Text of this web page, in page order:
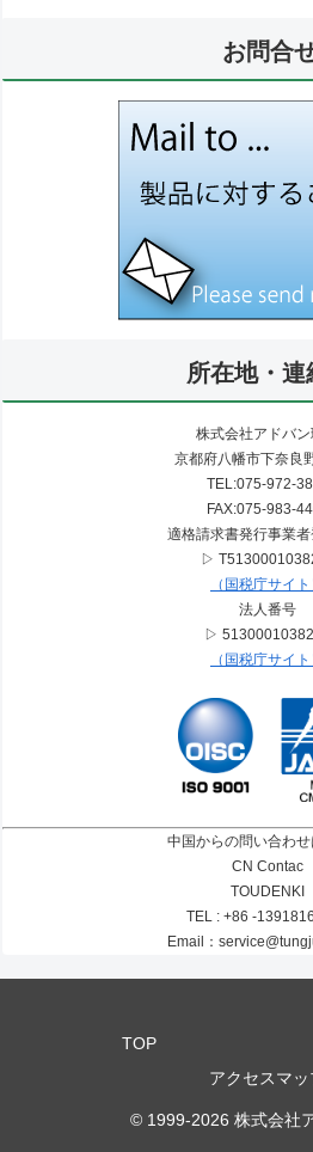
お問合
所在地・連
株式会社アドバ
京都府八幡市下奈良
TEL:075-972-
FAX:075-983-
適格請求書発行事業
▷
（国税庁サイト
法人番号
▷
（国税庁サイト
中国からの問い合わせ
CN Contac
TOUDENKI
TEL : +86 -
Email：
TOP
アクセスマッ
© 1999-2026 株式会社